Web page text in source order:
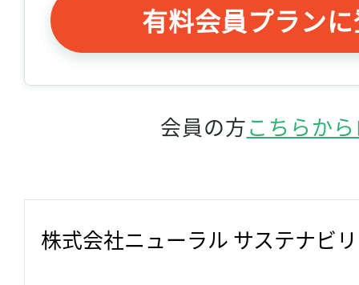
有料会員プラン
会員の方こちらか
株式会社ニューラル サステナビ